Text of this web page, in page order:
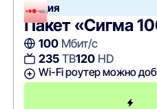
Акция
Пакет «Сигма
100Мбит/с
235ТВ120HD
Wi-Fi роутер можно